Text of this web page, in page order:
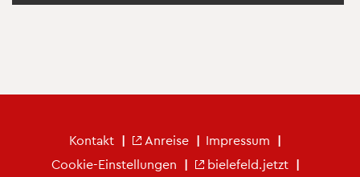
Kon­takt An­rei­se
Im­pres­sum
Coo­kie-Ein­stel­lun­gen
bie­le­feld.jetzt